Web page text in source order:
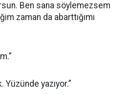
Ben sana söylemezsem
zaman da abarttığımı
yazıyor.”